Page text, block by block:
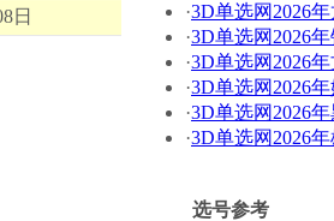
日
·3D单选网2026
·3D单选网2026
·3D单选网2026
·3D单选网2026
·3D单选网2026
·3D单选网2026
选号参考